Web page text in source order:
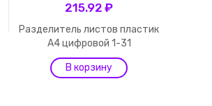
215.92 ₽
Разделитель листов пластик
А4 цифровой 1-31